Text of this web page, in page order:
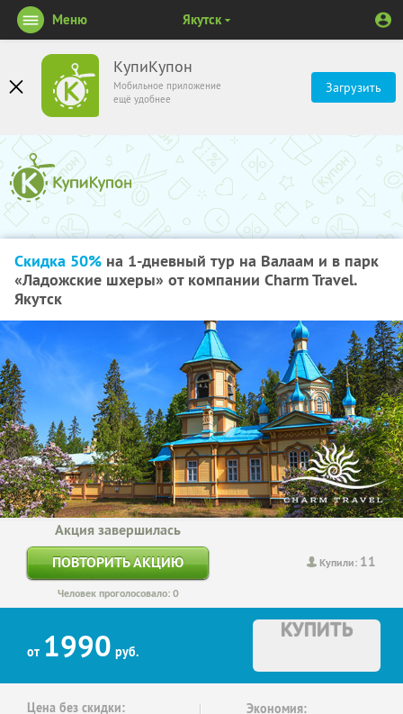
КупиКупон
Мобильное приложение
ещё удобнее
Загрузить
Меню Якутск
Скидка 50% на 1-дневный тур на Валаам и в парк
«Ладожские шхеры» от компании Charm Travel.
Якутск
Купили: 11
Акция завершилась
ПОВТОРИТЬ АКЦИЮ
Человек проголосовало: 0
от 1990 руб.
КУПИТЬ
Цена без скидки: Экономия: